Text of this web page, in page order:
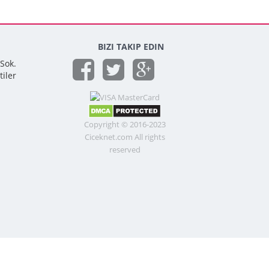
BIZI TAKIP EDIN
Copyright © 2016-2023
Ciceknet.com All rights
reserved